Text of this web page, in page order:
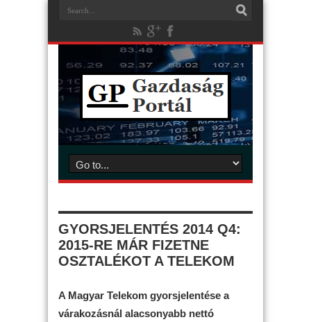
GYORSJELENTÉS 2014 Q4:
2015-RE MÁR FIZETNE
OSZTALÉKOT A TELEKOM
A Magyar Telekom gyorsjelentése a
várakozásnál alacsonyabb nettó